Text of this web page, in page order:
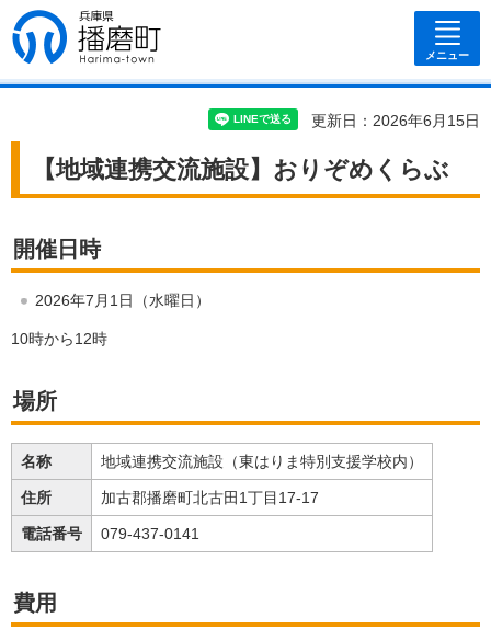
兵庫県 播磨
町
メニュー
更新日：2026年6月15日
【地域連携交流施設】おりぞめくらぶ
開催日時
2026年7月1日（水曜日）
10時から12時
場所
名称 地域連携交流施設（東はりま特別支援学校内）
住所 加古郡播磨町北古田1丁目17-17
電話番号 079-437-0141
費用